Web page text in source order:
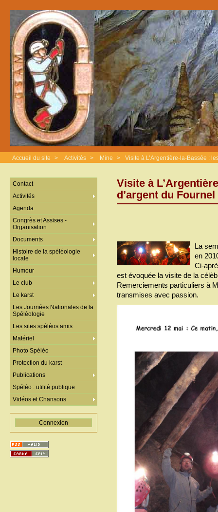
Accueil du site > Activités > Mine > Visite à L’Argentière-la-Bassée :
Visite à
d’argent du Fournel
La
en
Ci-
est évoquée la visite de la
Remerciements particuliers à
transmises avec passion.
Contact
Activités
Agenda
Congrès et Assises -
Organisation
Documents
Histoire de la spéléologie
locale
Humour
Le club
Le karst
Les Journées Nationales de la
Spéléologie
Les sites spéléos amis
Matériel
Photo Spéléo
Protection du karst
Publications
Spéléo : utilité publique
Vidéos et Chansons
Connexion